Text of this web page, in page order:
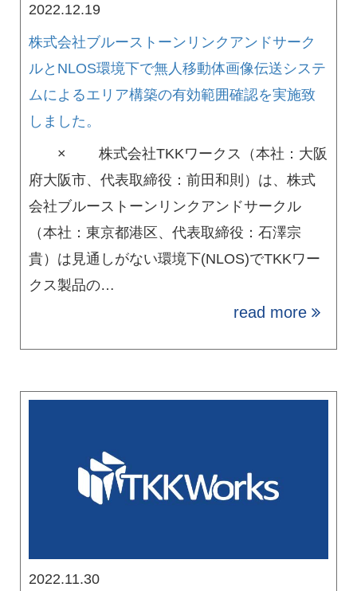
2022.12.19
株式会社ブルーストーンリンクアンドサーク
ルとNLOS環境下で無人移動体画像伝送システ
ムによるエリア構築の有効範囲確認を実施致
しました。
× 株式会社TKKワークス（本社：大阪
府大阪市、代表取締役：前田和則）は、株式
会社ブルーストーンリンクアンドサークル
（本社：東京都港区、代表取締役：石澤宗
貴）は見通しがない環境下(NLOS)でTKKワー
クス製品の…
read more
2022.11.30